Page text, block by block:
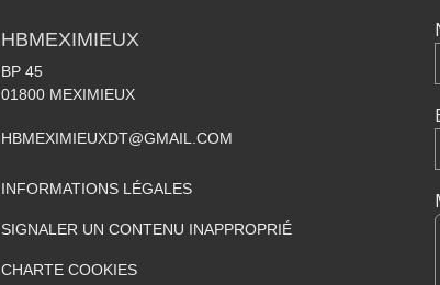
HBMEXIMIEUX
BP 45
01800 MEXIMIEUX
HBMEXIMIEUXDT@GMAIL.COM
INFORMATIONS LÉGALES
SIGNALER UN CONTENU INAPPROPRIÉ
CHARTE COOKIES